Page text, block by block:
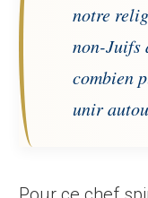
notre
non-Juifs
combien
unir